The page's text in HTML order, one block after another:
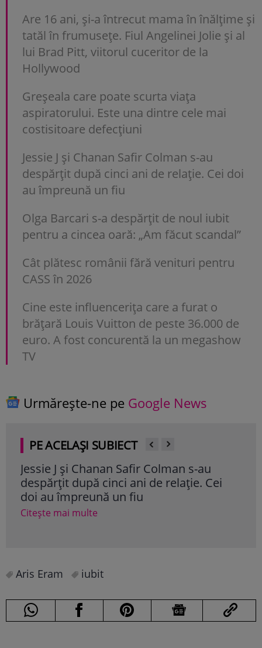
Are 16 ani, și-a întrecut mama în înălțime și
tatăl în frumusețe. Fiul Angelinei Jolie și al
lui Brad Pitt, viitorul cuceritor de la
Hollywood
Greșeala care poate scurta viața
aspiratorului. Este una dintre cele mai
costisitoare defecțiuni
Jessie J și Chanan Safir Colman s-au
despărțit după cinci ani de relație. Cei doi
au împreună un fiu
Olga Barcari s-a despărțit de noul iubit
pentru a cincea oară: „Am făcut scandal”
Cât plătesc românii fără venituri pentru
CASS în 2026
Cine este influencerița care a furat o
brățară Louis Vuitton de peste 36.000 de
euro. A fost concurentă la un megashow
TV
Urmărește-ne pe Google News
PE ACELAȘI SUBIECT
Jessie J și Chanan Safir Colman s-au
despărțit după cinci ani de relație. Cei
doi au împreună un fiu
Citește mai multe
Aris Eram iubit